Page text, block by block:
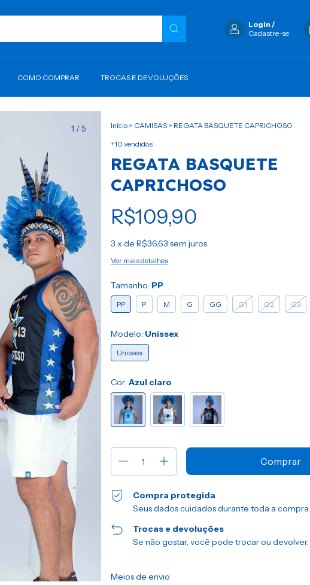
Login /
Cadastre-se
COMO COMPRAR TROCAS E DEVOLUÇÕES
1 /5 Início > CAMISAS > REGATA BASQUETE CAPRICHOSO
+10 vendidos
REGATA BASQUETE
CAPRICHOSO
R$109,90
3 x de R$36,63 sem juros
Ver mais detalhes
Tamanho: PP
PP P M G GG G1 G2 G3
Modelo: Unissex
Unissex
Cor: Azul claro
Compra protegida
Seus dados cuidados durante toda a compra.
Trocas e devoluções
Se não gostar, você pode trocar ou devolver.
Entregas para o CEP:
Meios de envio